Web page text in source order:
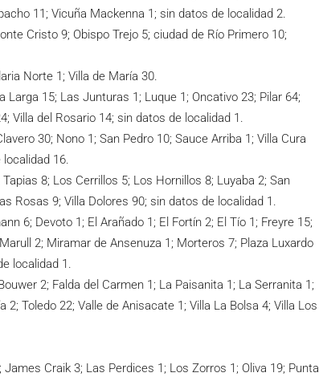
11; Vicuña Mackenna 1; sin datos de localidad 2.
Cristo 9; Obispo Trejo 5; ciudad de Río Primero 10;
Norte 1; Villa de María 30.
Larga 15; Las Junturas 1; Luque 1; Oncativo 23; Pilar 64;
Villa del Rosario 14; sin datos de localidad 1.
30; Nono 1; San Pedro 10; Sauce Arriba 1; Villa Cura
16.
8; Los Cerrillos 5; Los Hornillos 8; Luyaba 2; San
Rosas 9; Villa Dolores 90; sin datos de localidad 1.
6; Devoto 1; El Arañado 1; El Fortín 2; El Tío 1; Freyre 15;
2; Miramar de Ansenuza 1; Morteros 7; Plaza Luxardo
localidad 1.
2; Falda del Carmen 1; La Paisanita 1; La Serranita 1;
Toledo 22; Valle de Anisacate 1; Villa La Bolsa 4; Villa Los
Craik 3; Las Perdices 1; Los Zorros 1; Oliva 19; Punta